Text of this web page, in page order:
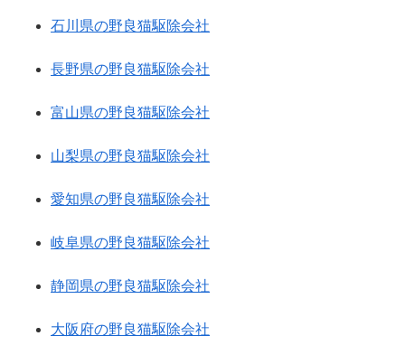
石川県の野良猫駆除会社
長野県の野良猫駆除会社
富山県の野良猫駆除会社
山梨県の野良猫駆除会社
愛知県の野良猫駆除会社
岐阜県の野良猫駆除会社
静岡県の野良猫駆除会社
大阪府の野良猫駆除会社